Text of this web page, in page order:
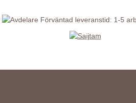
Förväntad leveranstid: 1-5